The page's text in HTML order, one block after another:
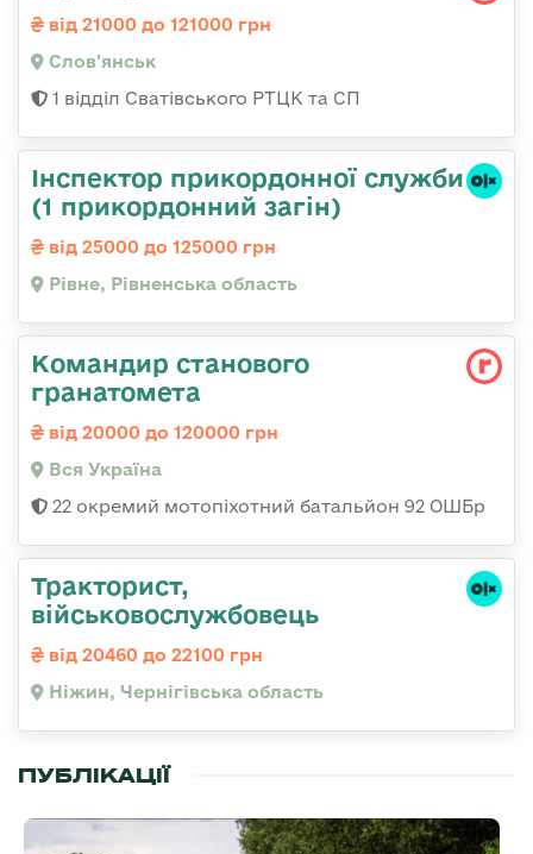
від 21000 до 121000 грн
Слов'янськ
1 відділ Сватівського РТЦК та СП
Інспектор прикордонної служби
(1 прикордонний загін)
від 25000 до 125000 грн
Рівне, Рівненська область
Командир станового
гранатомета
від 20000 до 120000 грн
Вся Україна
22 окремий мотопіхотний батальйон 92 ОШБр
Тракторист,
військовослужбовець
від 20460 до 22100 грн
Ніжин, Чернігівська область
ПУБЛІКАЦІЇ